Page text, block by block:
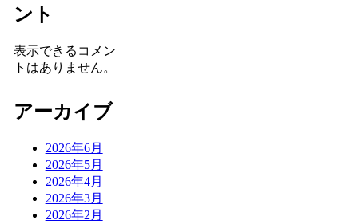
ント
表示できるコメン
トはありません。
アーカイブ
2026年6月
2026年5月
2026年4月
2026年3月
2026年2月